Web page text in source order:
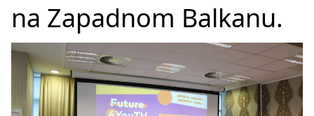
na Zapadnom Balkanu.